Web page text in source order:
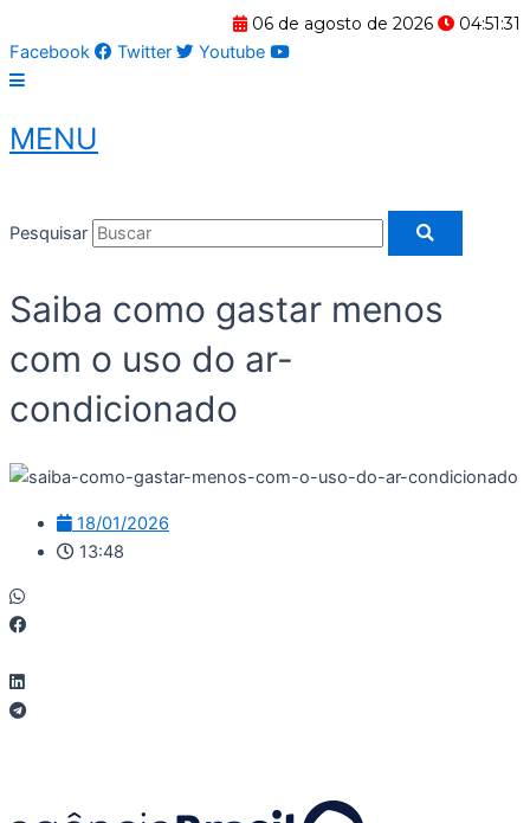
para
o
06 de agosto de 2026
04:51:31
Facebook
Twitter Youtube
MENU
Pesquisar
Saiba como gastar menos
com o uso do ar-
condicionado
18/01/2026
13:48